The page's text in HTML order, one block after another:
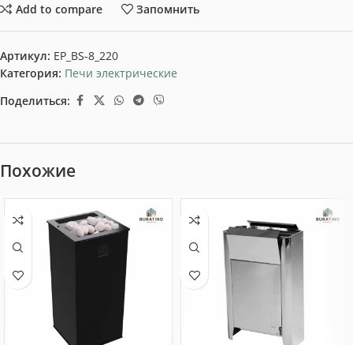
Add to compare Запомнить
Артикул: EP_BS-8_220
Категория: Печи электрические
Поделиться:
Похожие